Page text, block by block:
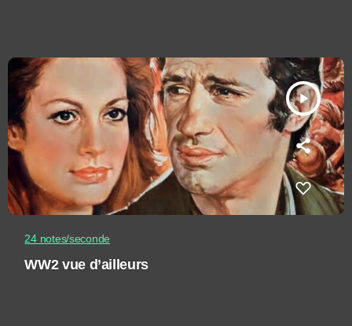
play_arrow
24 notes/seconde
WW2 vue d’ailleurs